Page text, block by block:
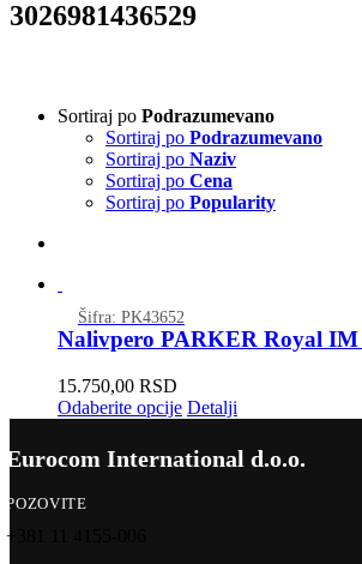
3026981436529
Sortiraj po Podrazumevano
Sortiraj po Podrazumevano
Sortiraj po Naziv
Sortiraj po Cena
Sortiraj po Popularity
Šifra: PK43652
Nalivpero PARKER Royal
15.750,00 RSD
Odaberite opcije Detalji
Eurocom International d.o.o.
POZOVITE
+381 11 4155-006